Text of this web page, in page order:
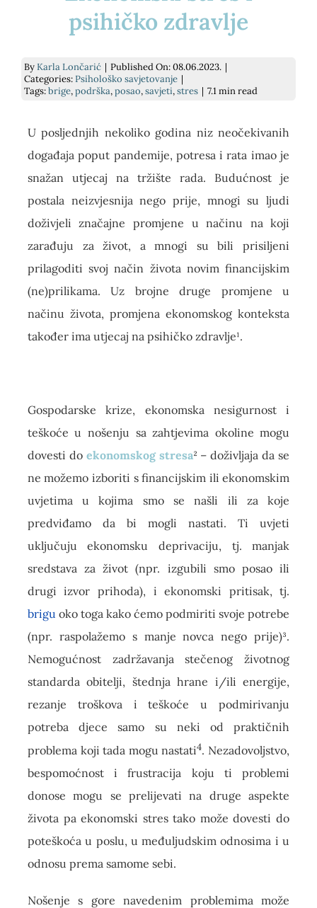
E-savjetovanje
Savjetovanje uživo
Psihodijagnostika
Grupe podrške za socijalnu anksioznost
Za tvrtke
Cjenik
Prekrasna iznutra
Slika o sebi: nježnost i umjetnost
Dnevnik mentalnog zdravlja
Podrži nas
Kontakt
psihičko zdravlje
ByKarla Lončarić | Published On: 08.06.2023. |
Categories:Psihološko savjetovanje |
Tags:brige,podrška,posao,savjeti,stres | 7.1 min read
U posljednjih nekoliko godina niz neočekivanih
događaja poput pandemije, potresa i rata imao je
snažan utjecaj na tržište rada. Budućnost je
postala neizvjesnija nego prije, mnogi su ljudi
doživjeli značajne promjene u načinu na koji
zarađuju za život, a mnogi su bili prisiljeni
prilagoditi svoj način života novim financijskim
(ne)prilikama. Uz brojne druge promjene u
načinu života, promjena ekonomskog konteksta
također ima utjecaj na psihičko zdravlje¹.
Gospodarske krize, ekonomska nesigurnost i
teškoće u nošenju sa zahtjevima okoline mogu
dovesti do ekonomskogstresa² – doživljaja da se
ne možemo izboriti s financijskim ili ekonomskim
uvjetima u kojima smo se našli ili za koje
predviđamo da bi mogli nastati. Ti uvjeti
uključuju ekonomsku deprivaciju, tj. manjak
sredstava za život (npr. izgubili smo posao ili
drugi izvor prihoda), i ekonomski pritisak, tj.
brigu oko toga kako ćemo podmiriti svoje potrebe
(npr. raspolažemo s manje novca nego prije)³.
Nemogućnost zadržavanja stečenog životnog
standarda obitelji, štednja hrane i/ili energije,
rezanje troškova i teškoće u podmirivanju
potreba djece samo su neki od praktičnih
problema koji tada mogu nastati4. Nezadovoljstvo,
bespomoćnost i frustracija koju ti problemi
donose mogu se prelijevati na druge aspekte
života pa ekonomski stres tako može dovesti do
poteškoća u poslu, u međuljudskim odnosima i u
odnosu prema samome sebi.
Nošenje s gore navedenim problemima može